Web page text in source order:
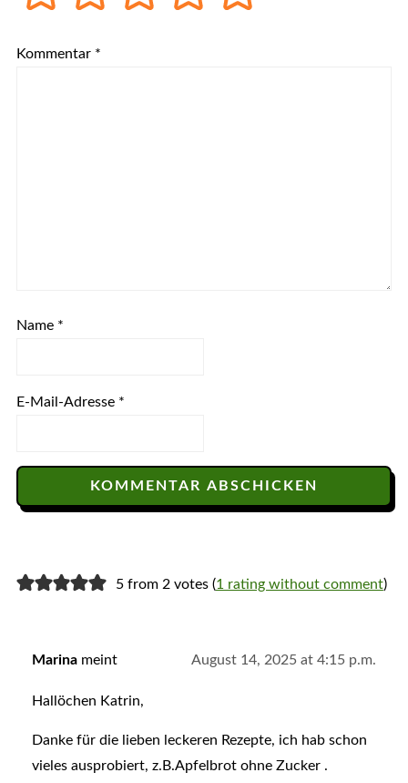
Kommentar *
Name *
E-Mail-Adresse *
5 from 2 votes (1 rating without comment)
Marina meint August 14, 2025 at 4:15 p.m.
Hallöchen Katrin,
Danke für die lieben leckeren Rezepte, ich hab schon
vieles ausprobiert, z.B.Apfelbrot ohne Zucker .